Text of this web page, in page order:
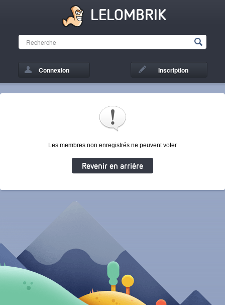
LELOMBRIK
Connexion Inscription
Les membres non enregistrés ne peuvent voter
Revenir en arrière